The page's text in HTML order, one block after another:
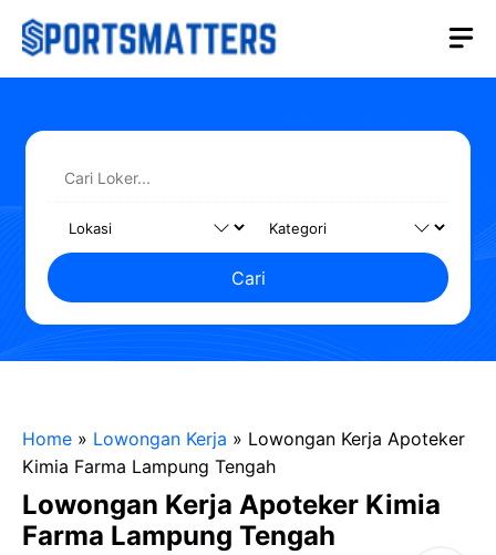
Langsung
Cari
Home » Lowongan Kerja » Lowongan Kerja Apoteker
Kimia Farma Lampung Tengah
Lowongan Kerja Apoteker Kimia
Farma Lampung Tengah